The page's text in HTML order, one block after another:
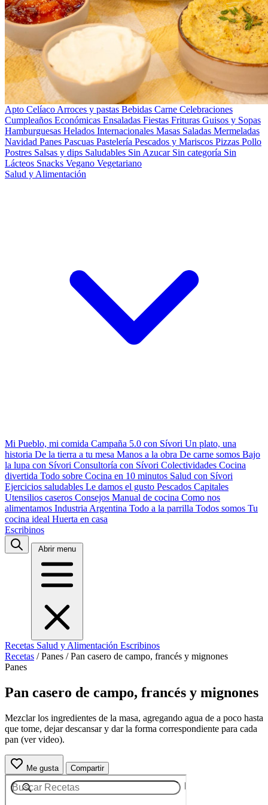
Apto Celíaco Arroces y pastas Bebidas Carne Celebraciones
Cumpleaños Económicas Ensaladas Fiestas Frituras Guisos y Sopas
Hamburguesas Helados Internacionales Masas Saladas Mermeladas
Navidad Panes Pascuas Pastelería Pescados y Mariscos Pizzas Pollo
Postres Salsas y dips Saludables Sin Azucar Sin categoría Sin
Lácteos Snacks Vegano Vegetariano
Salud y Alimentación
Mi Pueblo, mi comida Campaña 5.0 con Sívori Un plato, una
historia De la tierra a tu mesa Manos a la obra De carne somos Bajo
la lupa con Sívori Consultoría con Sívori Colectividades Cocina
divertida Todo sobre Cocina en 10 minutos Salud con Sívori
Ejercicios saludables Le damos el gusto Pescados Capitales
Utensilios caseros Consejos Manual de cocina Como nos
alimentamos Industria Argentina Todo a la parrilla Todos somos Tu
cocina ideal Huerta en casa
Escribinos
Abrir menu
Recetas Salud y Alimentación Escribinos
Recetas / Panes / Pan casero de campo, francés y mignones
Panes
Pan casero de campo, francés y mignones
Mezclar los ingredientes de la masa, agregando agua de a poco hasta
que tome, dejar descansar y dar la forma correspondiente para cada
pan (ver video).
Me gusta Compartir